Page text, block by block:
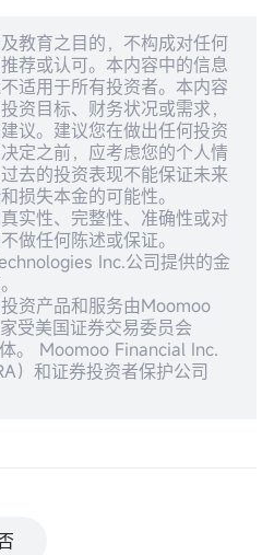
教育之目的，不构成对任何
荐或认可。本内容中的信息
适用于所有投资者。本内容
资目标、财务状况或需求，
议。建议您在做出任何投资
定之前，应考虑您的个人情
去的投资表现不能保证未来
损失本金的可能性。
实性、完整性、准确性或对
做任何陈述或保证。
Inc.公司提供的金
资产品和服务由Moomoo
受美国证券交易委员会
体。 Moomoo Financial Inc.
）和证券投资者保护公司